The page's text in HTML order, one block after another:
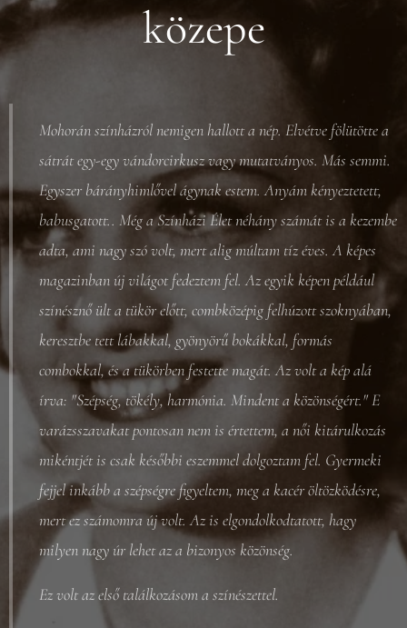
közepe
Mohorán színházról nemigen hallott a nép. Elvétve fölütötte a
sátrát egy-egy vándorcirkusz vagy mutatványos. Más semmi.
Egyszer bárányhimlővel ágynak estem. Anyám kényeztetett,
babusgatott.. Még a Színházi Élet néhány számát is a kezembe
adta, ami nagy szó volt, mert alig múltam tíz éves. A képes
magazinban új világot fedeztem fel. Az egyik képen például
színésznő ült a tükör előtt, combközépig felhúzott szoknyában,
keresztbe tett lábakkal, gyönyörű bokákkal, formás
combokkal, és a tükörben festette magát. Az volt a kép alá
írva: "Szépség, tökély, harmónia. Mindent a közönségért." E
varázsszavakat pontosan nem is értettem, a női kitárulkozás
mikéntjét is csak későbbi eszemmel dolgoztam fel. Gyermeki
fejjel inkább a szépségre figyeltem, meg a kacér öltözködésre,
mert ez számomra új volt. Az is elgondolkodtatott, hagy
milyen nagy úr lehet az a bizonyos közönség.
Ez volt az első találkozásom a színészettel.